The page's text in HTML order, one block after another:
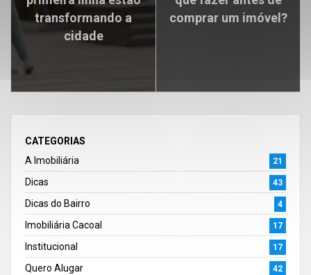
transformando a
cidade
comprar um imóvel?
CATEGORIAS
A Imobiliária
21
Dicas 43
Dicas do Bairro 4
Imobiliária Cacoal 17
Institucional 17
Quero Alugar 42